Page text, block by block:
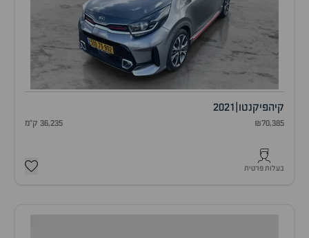
קיהפיקנטו 2021
₪70,385 36,235 ק"מ
בעלות פרטית